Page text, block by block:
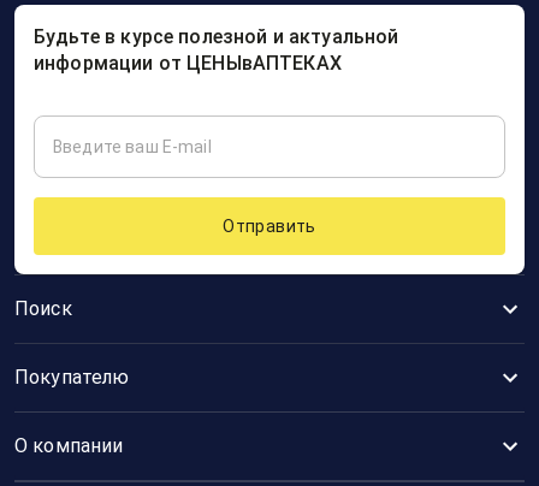
Поиск
Покупателю
О компании
Будьте в курсе полезной и актуальной
информации от ЦЕНЫвАПТЕКАХ
Отправить